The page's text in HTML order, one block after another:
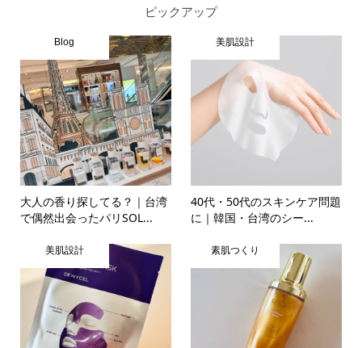
ピックアップ
Blog
大人の香り探してる？｜台湾
で偶然出会ったパリSOL...
美肌設計
40代・50代のスキンケア問題
に｜韓国・台湾のシー...
美肌設計 素肌つくり